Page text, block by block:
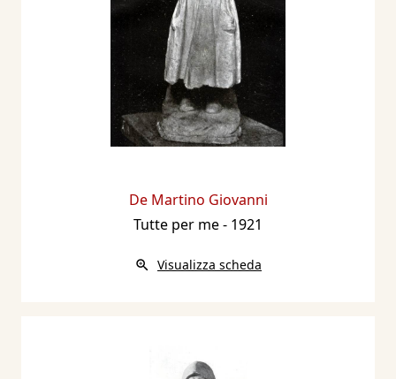
De Martino Giovanni
Tutte per me- 1921
Visualizza scheda